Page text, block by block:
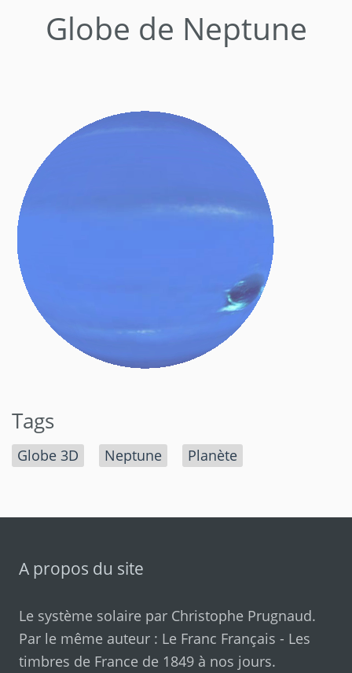
Globe de Neptune
Tags
Globe 3D Neptune Planète
A propos du site
Le système solaire par Christophe Prugnaud.
Par le même auteur : Le Franc Français - Les
timbres de France de 1849 à nos jours.